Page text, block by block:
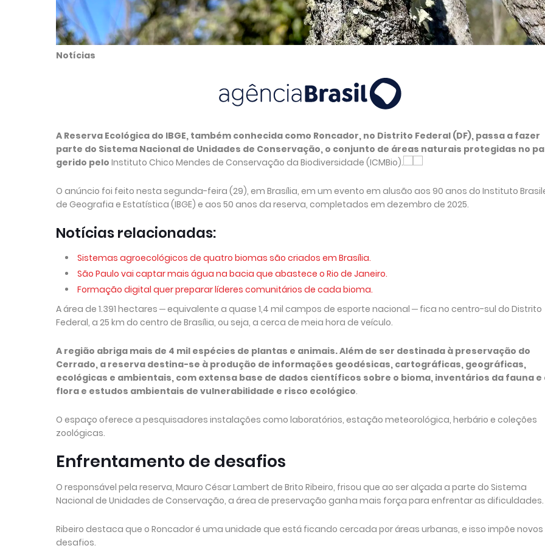
Notícias
A Reserva Ecológica do IBGE, também conhecida como Roncador, no Distrito Federal (DF), passa a fazer
parte do Sistema Nacional de Unidades de Conservação, o conjunto de áreas naturais protegidas no
gerido pelo Instituto Chico Mendes de Conservação da Biodiversidade (ICMBio).
O anúncio foi feito nesta segunda-feira (29), em Brasília, em um evento em alusão aos 90 anos do Instituto
de Geografia e Estatística (IBGE) e aos 50 anos da reserva, completados em dezembro de 2025.
Notícias relacionadas:
Sistemas agroecológicos de quatro biomas são criados em Brasília.
São Paulo vai captar mais água na bacia que abastece o Rio de Janeiro.
Formação digital quer preparar líderes comunitários de cada bioma.
A área de 1.391 hectares ─ equivalente a quase 1,4 mil campos de esporte nacional ─ fica no centro-sul do Distrito
Federal, a 25 km do centro de Brasília, ou seja, a cerca de meia hora de veículo.
A região abriga mais de 4 mil espécies de plantas e animais. Além de ser destinada à preservação do
Cerrado, a reserva destina-se à produção de informações geodésicas, cartográficas, geográficas,
ecológicas e ambientais, com extensa base de dados científicos sobre o bioma, inventários da fauna e
flora e estudos ambientais de vulnerabilidade e risco ecológico.
O espaço oferece a pesquisadores instalações como laboratórios, estação meteorológica, herbário e coleções
zoológicas.
Enfrentamento de desafios
O responsável pela reserva, Mauro César Lambert de Brito Ribeiro, frisou que ao ser alçada a parte do Sistema
Nacional de Unidades de Conservação, a área de preservação ganha mais força para enfrentar as dificuldades.
Ribeiro destaca que o Roncador é uma unidade que está ficando cercada por áreas urbanas, e isso impõe novos
desafios.